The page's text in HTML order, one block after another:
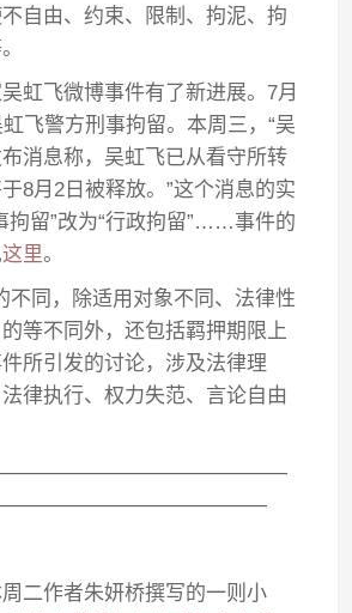
自由、约束、限制、拘泥、拘
虹飞微博事件有了新进展。7月
飞警方刑事拘留。本周三，“吴
消息称，吴虹飞已从看守所转
8月2日被释放。”这个消息的实
拘留”改为“行政拘留”……事件的
这里。
不同，除适用对象不同、法律性
等不同外，还包括羁押期限上
所引发的讨论，涉及法律理
律执行、权力失范、言论自由
二作者朱妍桥撰写的一则小